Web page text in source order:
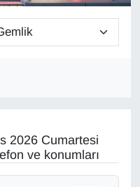
2026 Cumartesi
ve konumları